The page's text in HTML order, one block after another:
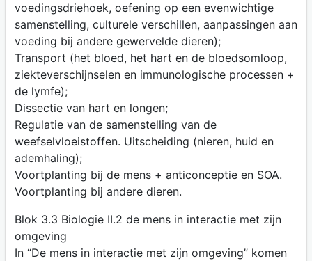
voedingsdriehoek, oefening op een evenwichtige
samenstelling, culturele verschillen, aanpassingen aan
voeding bij andere gewervelde dieren);
Transport (het bloed, het hart en de bloedsomloop,
ziekteverschijnselen en immunologische processen +
de lymfe);
Dissectie van hart en longen;
Regulatie van de samenstelling van de
weefselvloeistoffen. Uitscheiding (nieren, huid en
ademhaling);
Voortplanting bij de mens + anticonceptie en SOA.
Voortplanting bij andere dieren.
Blok 3.3 Biologie II.2 de mens in interactie met zijn
omgeving
In “De mens in interactie met zijn omgeving” komen